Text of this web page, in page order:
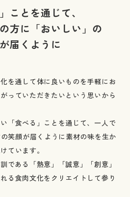
ことを通じて、
方に「おいしい」の
届くように
を通して体に良いものを手軽にお
っていただきたいという思いから
「食べる」ことを通じて、 一人で
笑顔が届くように素材の味を生か
ています。
である「熱意」「誠意」「創意」
る食肉文化をクリエイトして参り